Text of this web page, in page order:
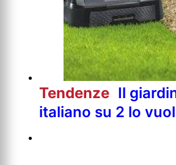
Tendenze Il
italiano su 2 lo